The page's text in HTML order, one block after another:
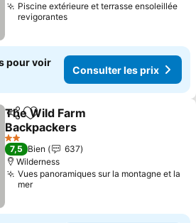
Piscine extérieure et terrasse ensoleillée
revigorantes
pour voir
Consulter les prix
PartagerAjouter à mes favoris
The Wild Farm
Backpackers
2 Étoiles
7,5 Bien
637
Wilderness
Vues panoramiques sur la montagne et la
mer